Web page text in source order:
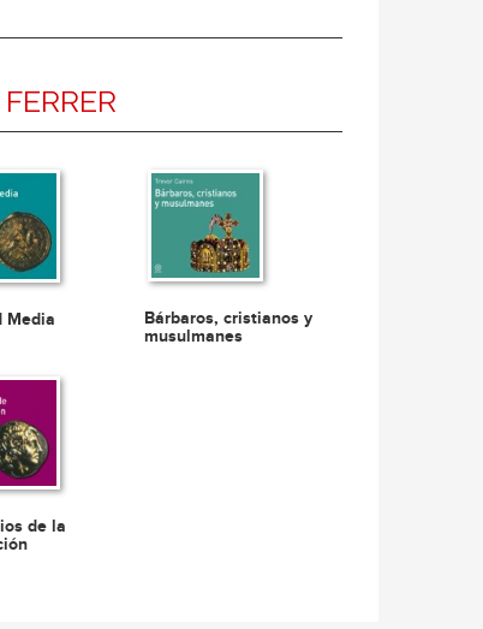
Media
Bárbaros, cristianos y
musulmanes
de la